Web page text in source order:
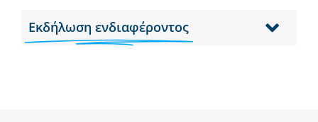
Εκδήλωση ενδιαφέροντος